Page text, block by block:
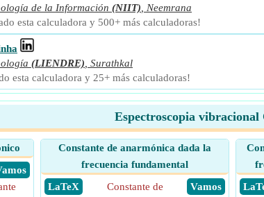
de la Información (NIIT)
Neemrana
esta calculadora y 500+ más calculadoras!
(LIENDRE) Surathkal
esta calculadora y 25+ más calculadoras!
Espectroscopia vibracional
Constante de anarmónica dada la
frecuencia fundamental
​ LaTeX
​ Vamos
Constante de